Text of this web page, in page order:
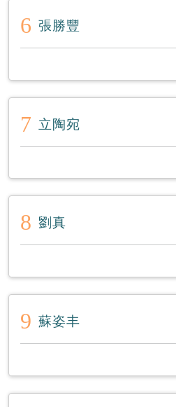
6 張勝豐
7 立陶宛
8 劉真
9 蘇姿丰